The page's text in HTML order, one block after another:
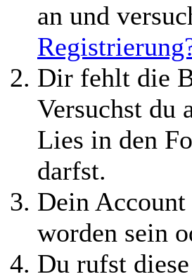
an und
Dir fehlt die
Versuchst du
Lies in den
darfst.
Dein
worden sein
Du rufst